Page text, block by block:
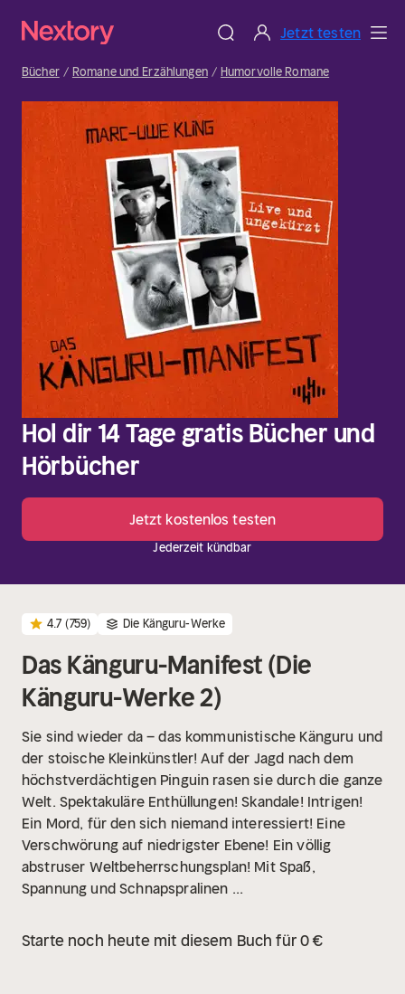
Jetzt testen
Bücher Romane und Erzählungen Humorvolle Romane
Hol dir 14 Tage gratis Bücher und
Hörbücher
Jetzt kostenlos testen
Jederzeit kündbar
4.7 (759) Die Känguru-Werke
Das Känguru-Manifest (Die
Känguru-Werke 2)
Sie sind wieder da – das kommunistische Känguru und
der stoische Kleinkünstler! Auf der Jagd nach dem
höchstverdächtigen Pinguin rasen sie durch die ganze
Welt. Spektakuläre Enthüllungen! Skandale! Intrigen!
Ein Mord, für den sich niemand interessiert! Eine
Verschwörung auf niedrigster Ebene! Ein völlig
abstruser Weltbeherrschungsplan! Mit Spaß,
Spannung und Schnapspralinen ...
Starte noch heute mit diesem Buch für 0 €